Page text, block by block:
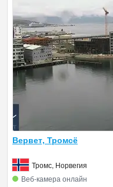
Вервет, Тромсё
Тромс, Норвегия
Веб‑камера онлайн